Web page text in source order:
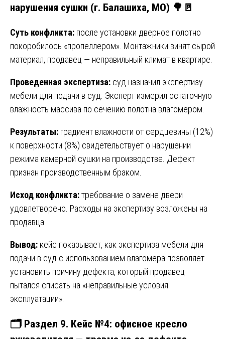
нарушения сушки (г. Балашиха, МО) 🌳🚪
Суть конфликта: после установки дверное полотно
покоробилось «пропеллером». Монтажники винят сырой
материал, продавец — неправильный климат в квартире.
Проведенная экспертиза: суд назначил экспертизу
мебели для подачи в суд. Эксперт измерил остаточную
влажность массива по сечению полотна влагомером.
Результаты: градиент влажности от сердцевины (12%)
к поверхности (8%) свидетельствует о нарушении
режима камерной сушки на производстве. Дефект
признан производственным браком.
Исход конфликта:требование о замене двери
удовлетворено. Расходы на экспертизу возложены на
продавца.
Вывод: кейс показывает, как экспертиза мебели для
подачи в суд с использованием влагомера позволяет
установить причину дефекта, который продавец
пытался списать на «неправильные условия
эксплуатации».
🗂️ Раздел 9. Кейс №4: офисное кресло